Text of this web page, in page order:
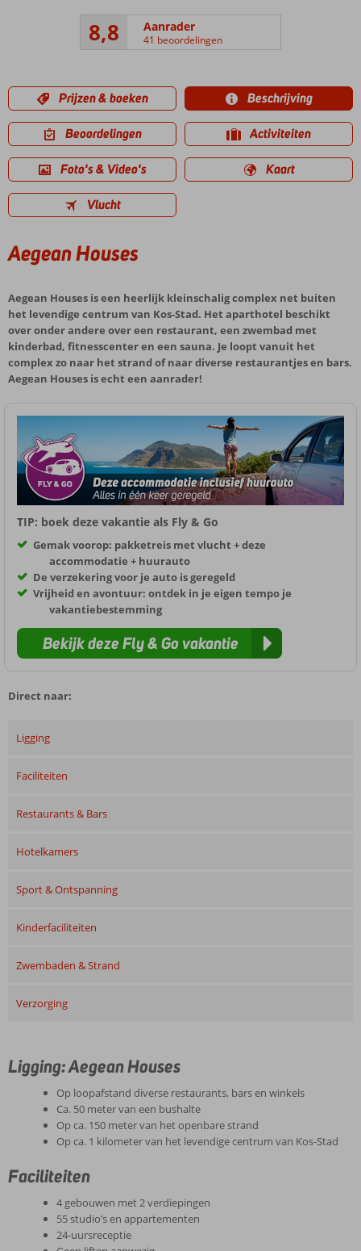
8,8 Aanrader
41 beoordelingen
Prijzen & boeken Beschrijving
Beoordelingen Activiteiten
Foto's & Video's Kaart
Vlucht
Aegean Houses
Aegean Houses is een heerlijk kleinschalig complex net buiten
het levendige centrum van Kos-Stad. Het aparthotel beschikt
over onder andere over een restaurant, een zwembad met
kinderbad, fitnesscenter en een sauna. Je loopt vanuit het
complex zo naar het strand of naar diverse restaurantjes en bars.
Aegean Houses is echt een aanrader!
TIP: boek deze vakantie als Fly & Go
Gemak voorop: pakketreis met vlucht + deze
accommodatie + huurauto
De verzekering voor je auto is geregeld
Vrijheid en avontuur: ontdek in je eigen tempo je
vakantiebestemming
Bekijk deze Fly & Go vakantie
Direct naar:
Ligging
Faciliteiten
Restaurants & Bars
Hotelkamers
Sport & Ontspanning
Kinderfaciliteiten
Zwembaden & Strand
Verzorging
Ligging: Aegean Houses
Op loopafstand diverse restaurants, bars en winkels
Ca. 50 meter van een bushalte
Op ca. 150 meter van het openbare strand
Op ca. 1 kilometer van het levendige centrum van Kos-Stad
Faciliteiten
4 gebouwen met 2 verdiepingen
55 studio’s en appartementen
24-uursreceptie